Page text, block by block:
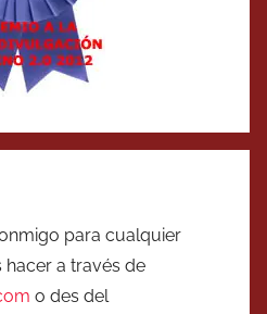
para cualquier
a través de
o des del